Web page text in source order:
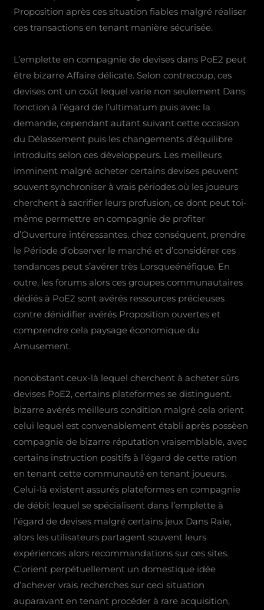
Proposition après ces situation fiables malgré réaliser
ces transactions en tenant manière sécurisée.
L’emplette en compagnie de devises dans PoE2 peut
être bizarre Affaire délicate. Selon contrecoup, ces
devises ont un coût lequel varie non seulement Dans
fonction à l’égard de l’ultimatum puis avec la
demande, cependant autant suivant cette occasion
du Délassement puis les changements d’équilibre
introduits selon ces développeurs. Les meilleurs
imminent malgré acheter certains devises peuvent
souvent synchroniser à vrais périodes où les joueurs
cherchent à sacrifier leurs profusion, ce dont peut toi-
même permettre en compagnie de profiter
d’Ouverture intéressantes. chez conséquent, prendre
le Période d’observer le marché et d’considérer ces
tendances peut s’avérer très Lorsqueénéfique. En
outre, les forums alors ces groupes communautaires
dédiés à PoE2 sont avérés ressources précieuses
contre dénidifier avérés Proposition ouvertes et
comprendre cela paysage économique du
Amusement.
nonobstant ceux-là lequel cherchent à acheter sûrs
devises PoE2, certains plateformes se distinguent.
bizarre avérés meilleurs condition malgré cela orient
celui lequel est convenablement établi après possèen
compagnie de bizarre réputation vraisemblable, avec
certains instruction positifs à l’égard de cette ration
en tenant cette communauté en tenant joueurs.
Celui-là existent assurés plateformes en compagnie
de débit lequel se spécialisent dans l’emplette à
l’égard de devises malgré certains jeux Dans Raie,
alors les utilisateurs partagent souvent leurs
expériences alors recommandations sur ces sites.
C’orient perpétuellement un domestique idée
d’achever vrais recherches sur ceci situation
auparavant en tenant procéder à rare acquisition,